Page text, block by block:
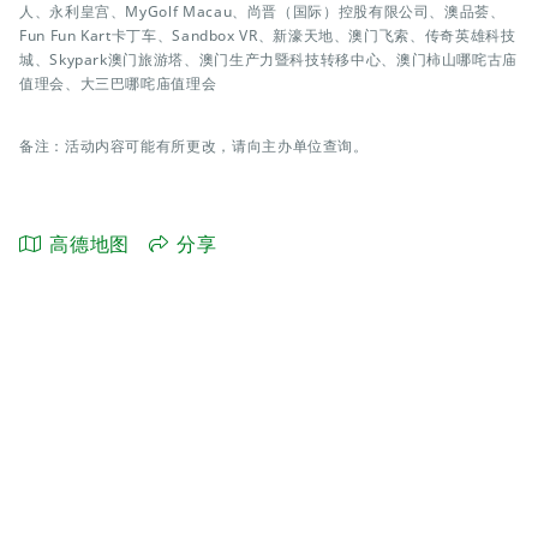
人、永利皇宫、MyGolf Macau、尚晋（国际）控股有限公司、澳品荟、
Fun Fun Kart卡丁车、Sandbox VR、新濠天地、澳门飞索、传奇英雄科技
城、Skypark澳门旅游塔、澳门生产力暨科技转移中心、澳门柿山哪咤古庙
值理会、大三巴哪咤庙值理会
备注：活动内容可能有所更改，请向主办单位查询。
高德地图 分享